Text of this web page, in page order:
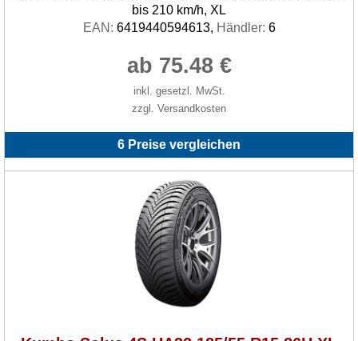
bis 210 km/h, XL
EAN: 6419440594613, Händler: 6
ab 75.48 €
inkl. gesetzl. MwSt.
zzgl. Versandkosten
6 Preise vergleichen